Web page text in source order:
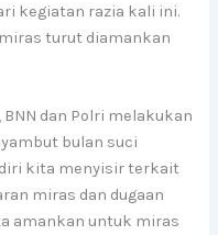
kegiatan razia kali ini.
turut diamankan
BNN dan Polri melakukan
bulan suci
kita menyisir terkait
miras dan dugaan
amankan untuk miras